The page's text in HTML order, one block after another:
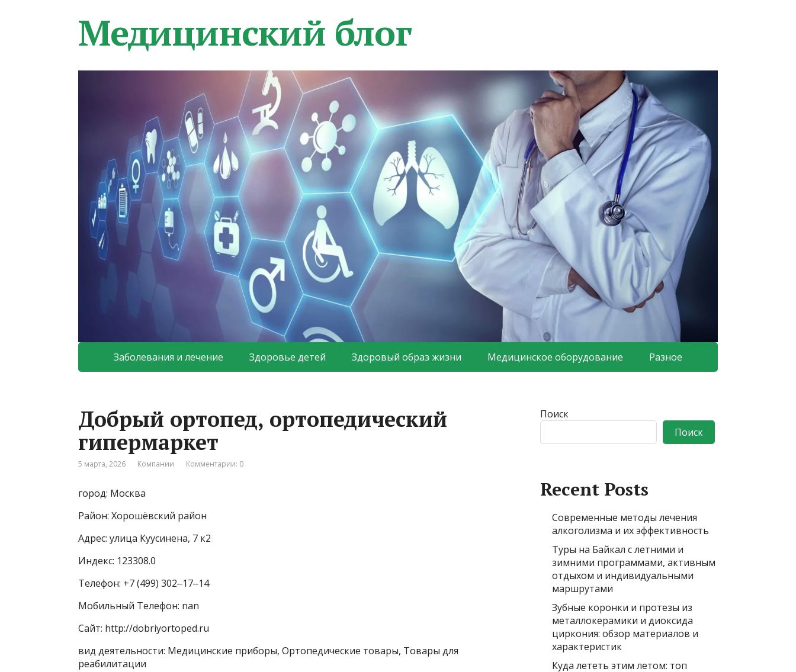
Медицинский блог
Заболевания и лечение Здоровье детей Здоровый образ жизни Медицинское оборудование Разное
Добрый ортопед, ортопедический
гипермаркет
5 марта, 2026 Компании Комментарии: 0
город: Москва
Район: Хорошёвский район
Адрес: улица Куусинена, 7 к2
Индекс: 123308.0
Телефон: +7 (499) 302‒17‒14
Мобильный Телефон: nan
Сайт: http://dobriyortoped.ru
вид деятельности: Медицинские приборы, Ортопедические товары, Товары для
реабилитации
Поиск
Поиск
Recent Posts
Современные методы лечения
алкоголизма и их эффективность
Туры на Байкал с летними и
зимними программами, активным
отдыхом и индивидуальными
маршрутами
Зубные коронки и протезы из
металлокерамики и диоксида
циркония: обзор материалов и
характеристик
Куда лететь этим летом: топ